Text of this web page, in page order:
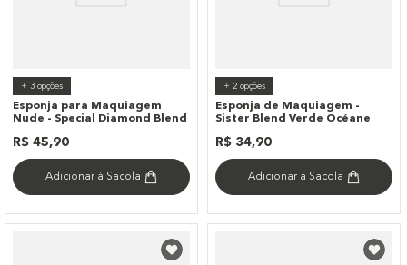
+ 3opções
Esponja para Maquiagem
Nude - Special Diamond Blend
R$ 45,90
Adicionar à Sacola
+ 2opções
Esponja de Maquiagem -
Sister Blend Verde Océane
R$ 34,90
Adicionar à Sacola